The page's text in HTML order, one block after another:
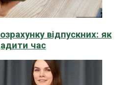
відпускних: як
час